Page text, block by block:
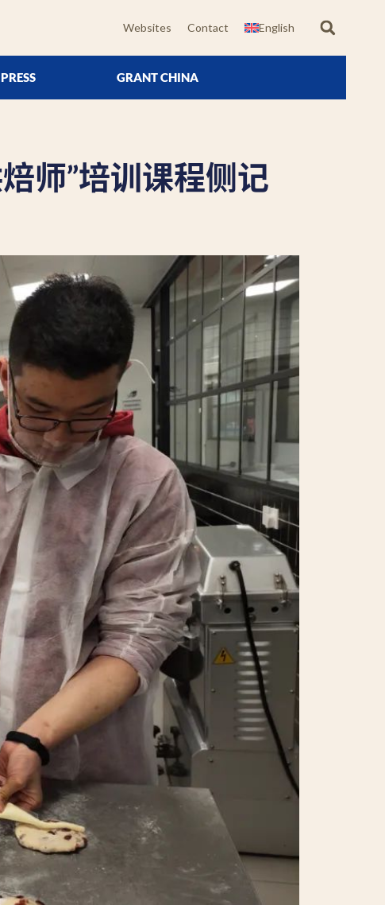
Websites Contact English
PRESS GRANT CHINA
师”培训课程侧记